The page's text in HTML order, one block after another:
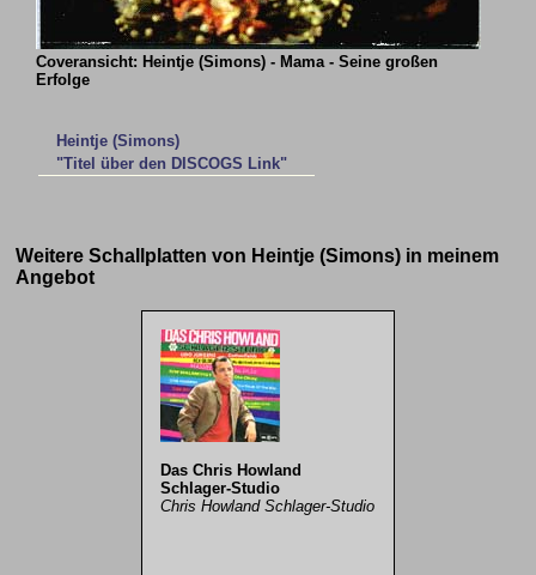
Coveransicht: Heintje (Simons) - Mama - Seine großen
Erfolge
Heintje (Simons)
"Titel über den DISCOGS Link"
Weitere Schallplatten von Heintje (Simons) in meinem
Angebot
Das Chris Howland
Schlager-Studio
Chris Howland Schlager-Studio